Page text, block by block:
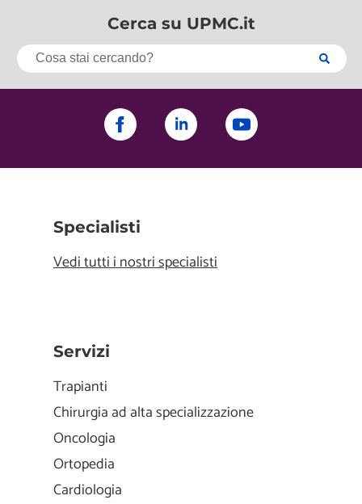
Cerca su UPMC.it
Specialisti
Vedi tutti i nostri specialisti
Servizi
Trapianti
Chirurgia ad alta specializzazione
Oncologia
Ortopedia
Cardiologia